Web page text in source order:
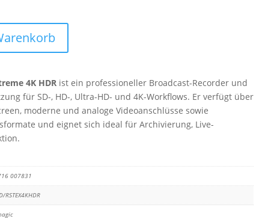
4K HDR ist ein professioneller Broadcast-Recorder und
für SD-, HD-, Ultra-HD- und 4K-Workflows. Er verfügt über
moderne und analoge Videoanschlüsse sowie
und eignet sich ideal für Archivierung, Live-
007831
RSTEX4KHDR